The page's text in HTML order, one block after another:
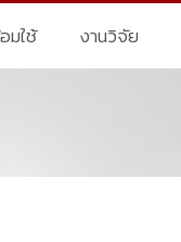
มใช้ งานวิจัย